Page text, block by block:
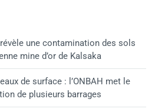
une contamination des sols
mine d’or de Kalsaka
de surface : l’ONBAH met le
de plusieurs barrages